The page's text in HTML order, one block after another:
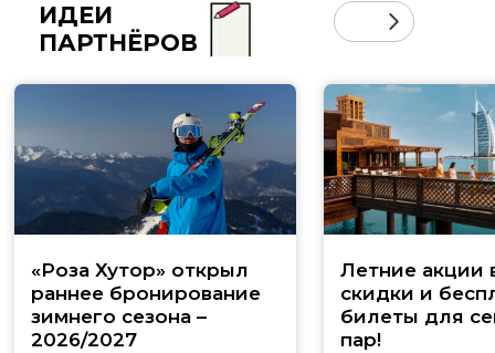
ИДЕИ
ПАРТНЁРОВ
«Роза Хутор» открыл
раннее бронирование
зимнего сезона –
2026/2027
Летние акции
скидки и
билеты для
пар!